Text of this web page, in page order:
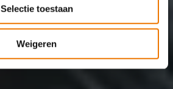
Selectie toestaan
Weigeren